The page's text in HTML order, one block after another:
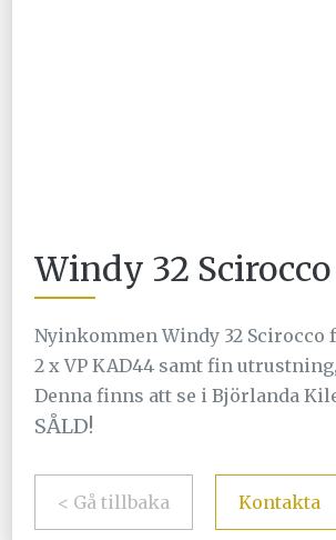
Windy 32 Scirocco
Nyinkommen Windy 32 Scirocco
2 x VP KAD44 samt fin
Denna finns att se i Björlanda
SÅLD!
< Gå tillbaka Kontakta